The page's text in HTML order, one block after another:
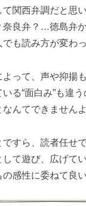
て関西弁調だと思
奈良弁？…徳島弁
でも読み方が変わ
って、声や抑揚
る“面白み”も違う
なんてできません
すら、読者任せで
て遊び、広げてい
感性に委ねて良